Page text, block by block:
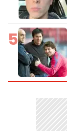
5